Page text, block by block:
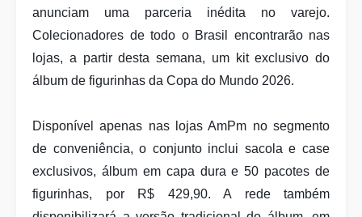
anunciam uma parceria inédita no varejo.
Colecionadores de todo o Brasil encontrarão nas
lojas, a partir desta semana, um kit exclusivo do
álbum de figurinhas da Copa do Mundo 2026.
Disponível apenas nas lojas AmPm no segmento
de conveniência, o conjunto inclui sacola e case
exclusivos, álbum em capa dura e 50 pacotes de
figurinhas, por R$ 429,90. A rede também